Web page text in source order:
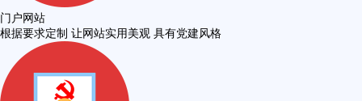
门户网站
根据要求定制 让网站实用美观 具有党建风格